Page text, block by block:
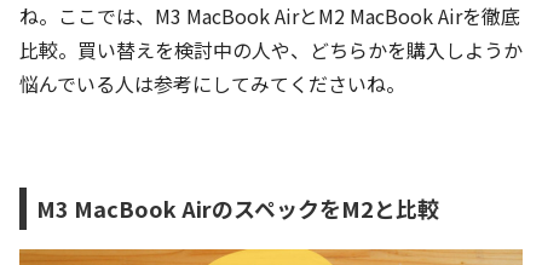
ね。ここでは、M3 MacBook AirとM2 MacBook Airを徹底
比較。買い替えを検討中の人や、どちらかを購入しようか
悩んでいる人は参考にしてみてくださいね。
M3 MacBook AirのスペックをM2と比較